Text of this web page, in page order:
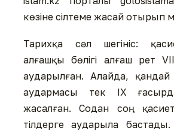
көзіне сілтеме жасай отырып
Тарихқа сәл шегініс:
алғашқы бөлігі алғаш рет
аударылған. Алайда,
аудармасы тек IX
жасалған. Содан соң
тілдерге аударыла